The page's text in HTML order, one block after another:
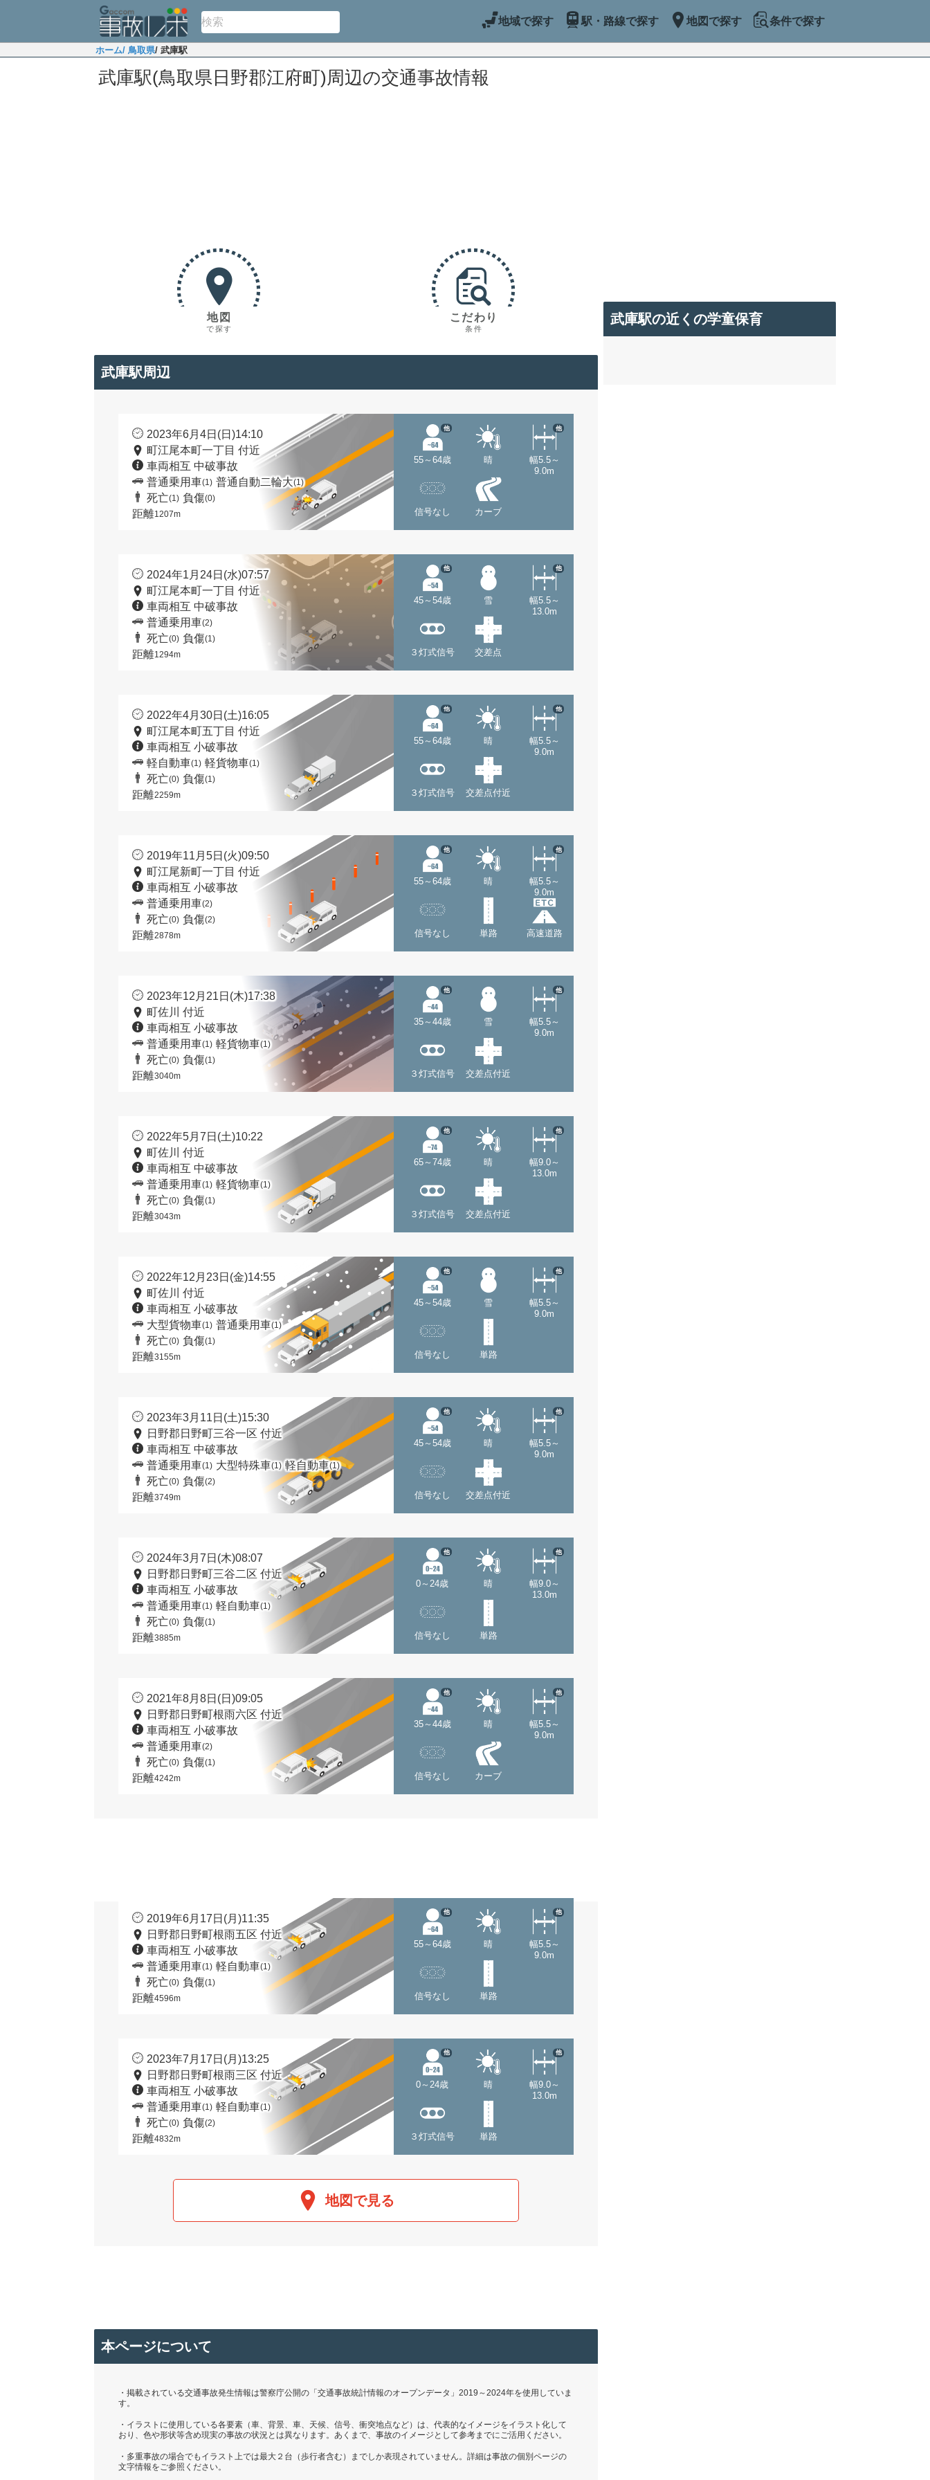
地域で探す 駅・路線で探す 地図で探す 条件で探す
ホーム/ 鳥取県/ 武庫駅
武庫駅(鳥取県日野郡江府町)周辺の交通事故情報
地図
で探す
こだわり
条件
武庫駅周辺
2023年6月4日(日)14:10
町江尾本町一丁目 付近
車両相互 中破事故
普通乗用車(1) 普通自動二輪大(1)
死亡(1) 負傷(0)
距離1207m
55～64歳
他
晴
幅5.5～
9.0m
他
信号なし カーブ
2024年1月24日(水)07:57
町江尾本町一丁目 付近
車両相互 中破事故
普通乗用車(2)
死亡(0) 負傷(1)
距離1294m
45～54歳
他
雪
幅5.5～
13.0m
他
３灯式信号 交差点
2022年4月30日(土)16:05
町江尾本町五丁目 付近
車両相互 小破事故
軽自動車(1) 軽貨物車(1)
死亡(0) 負傷(1)
距離2259m
55～64歳
他
晴
幅5.5～
9.0m
他
３灯式信号 交差点付近
2019年11月5日(火)09:50
町江尾新町一丁目 付近
車両相互 小破事故
普通乗用車(2)
死亡(0) 負傷(2)
距離2878m
55～64歳
他
晴
幅5.5～
9.0m
他
信号なし 単路 高速道路
2023年12月21日(木)17:38
町佐川 付近
車両相互 小破事故
普通乗用車(1) 軽貨物車(1)
死亡(0) 負傷(1)
距離3040m
35～44歳
他
雪
幅5.5～
9.0m
他
３灯式信号 交差点付近
2022年5月7日(土)10:22
町佐川 付近
車両相互 中破事故
普通乗用車(1) 軽貨物車(1)
死亡(0) 負傷(1)
距離3043m
65～74歳
他
晴
幅9.0～
13.0m
他
３灯式信号 交差点付近
2022年12月23日(金)14:55
町佐川 付近
車両相互 小破事故
大型貨物車(1) 普通乗用車(1)
死亡(0) 負傷(1)
距離3155m
45～54歳
他
雪
幅5.5～
9.0m
他
信号なし 単路
2023年3月11日(土)15:30
日野郡日野町三谷一区 付近
車両相互 中破事故
普通乗用車(1) 大型特殊車(1) 軽自動車(1)
死亡(0) 負傷(2)
距離3749m
45～54歳
他
晴
幅5.5～
9.0m
他
信号なし 交差点付近
2024年3月7日(木)08:07
日野郡日野町三谷二区 付近
車両相互 小破事故
普通乗用車(1) 軽自動車(1)
死亡(0) 負傷(1)
距離3885m
0～24歳
他
晴
幅9.0～
13.0m
他
信号なし 単路
2021年8月8日(日)09:05
日野郡日野町根雨六区 付近
車両相互 小破事故
普通乗用車(2)
死亡(0) 負傷(1)
距離4242m
35～44歳
他
晴
幅5.5～
9.0m
他
信号なし カーブ
2019年6月17日(月)11:35
日野郡日野町根雨五区 付近
車両相互 小破事故
普通乗用車(1) 軽自動車(1)
死亡(0) 負傷(1)
距離4596m
55～64歳
他
晴
幅5.5～
9.0m
他
信号なし 単路
2023年7月17日(月)13:25
日野郡日野町根雨三区 付近
車両相互 小破事故
普通乗用車(1) 軽自動車(1)
死亡(0) 負傷(2)
距離4832m
0～24歳
他
晴
幅9.0～
13.0m
他
３灯式信号 単路
地図で見る
本ページについて
・掲載されている交通事故発生情報は警察庁公開の「交通事故統計情報のオープンデータ」2019～2024年を使用していま
す。
・イラストに使用している各要素（車、背景、車、天候、信号、衝突地点など）は、代表的なイメージをイラスト化して
おり、色や形状等含め現実の事故の状況とは異なります。あくまで、事故のイメージとして参考までにご活用ください。
・多重事故の場合でもイラスト上では最大２台（歩行者含む）までしか表現されていません。詳細は事故の個別ページの
文字情報をご参照ください。
武庫駅の近くの学童保育